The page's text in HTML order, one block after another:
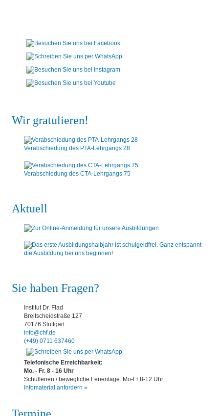
Wir gratulieren!
Verabschiedung des PTA-Lehrgangs 28
Verabschiedung des CTA-Lehrgangs 75
Aktuell
Sie haben Fragen?
Institut Dr. Flad
Breitscheidstraße 127
70176 Stuttgart
info@chf.de
(+49) 0711 637460
Telefonische Erreichbarkeit:
Mo. - Fr. 8 - 16 Uhr
Schulferien / bewegliche Ferientage: Mo-Fr 8-12 Uhr
Infomaterial anfordern »